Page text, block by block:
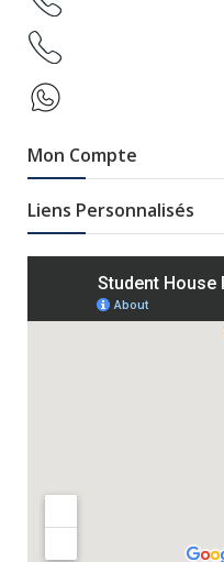
Mon Compte
Liens Personnalisés